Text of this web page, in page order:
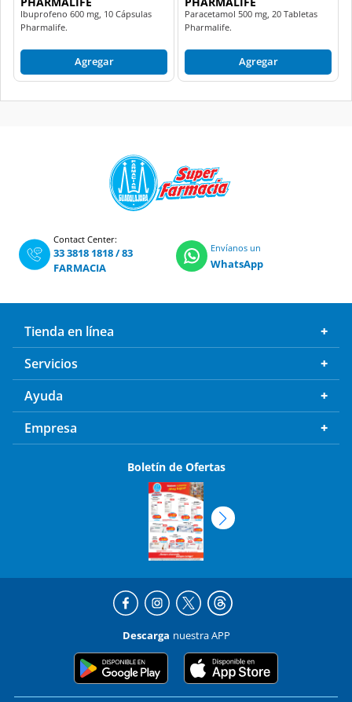
Ibuprofeno 600 mg, 10 Cápsulas
Pharmalife.
Agregar
Paracetamol 500 mg, 20 Tabletas
Pharmalife.
Agregar
Contact Center:
33 3818 1818/83
FARMACIA
Envíanos un
WhatsApp
Tienda en línea
Servicios
Ayuda
Empresa
Boletín de Ofertas
Descarga nuestra APP